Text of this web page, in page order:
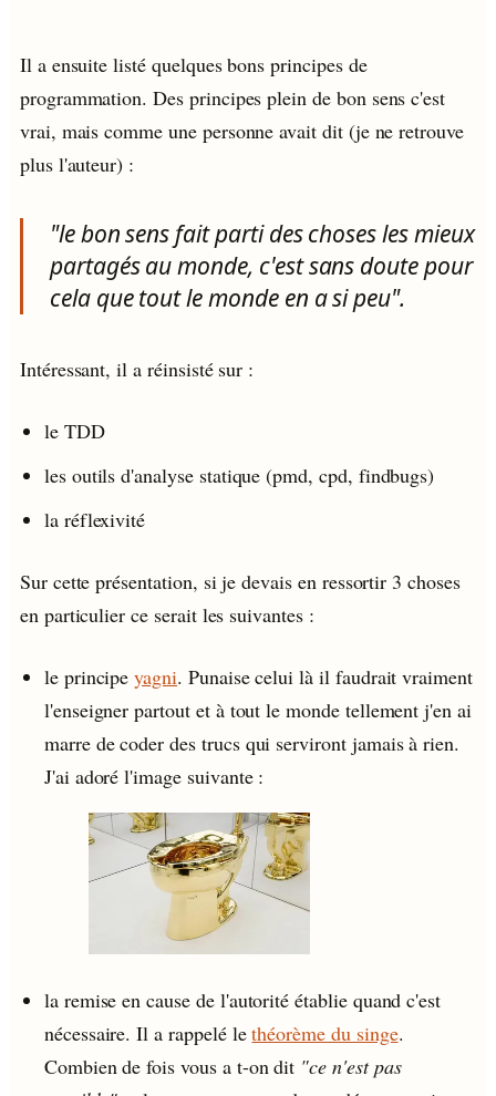
Il a ensuite listé quelques bons principes de
programmation. Des principes plein de bon sens c'est
vrai, mais comme une personne avait dit (je ne retrouve
plus l'auteur) :
"le bon sens fait parti des choses les mieux
partagés au monde, c'est sans doute pour
cela que tout le monde en a si peu".
Intéressant, il a réinsisté sur :
le TDD
les outils d'analyse statique (pmd, cpd, findbugs)
la réflexivité
Sur cette présentation, si je devais en ressortir 3 choses
en particulier ce serait les suivantes :
le principeyagni. Punaise celui là il faudrait vraiment
l'enseigner partout et à tout le monde tellement j'en ai
marre de coder des trucs qui serviront jamais à rien.
J'ai adoré l'image suivante :
la remise en cause de l'autorité établie quand c'est
nécessaire. Il a rappelé lethéorème du singe.
Combien de fois vous a t-on dit "ce n'est pas